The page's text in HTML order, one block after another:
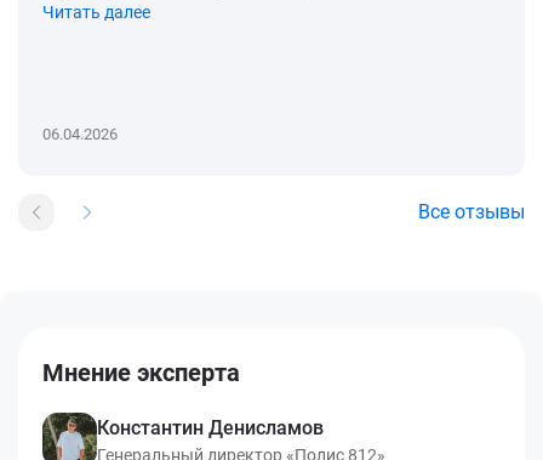
Читать далее
06.04.2026
Все отзывы
Мнение эксперта
Константин Денисламов
Генеральный директор «Полис 812»